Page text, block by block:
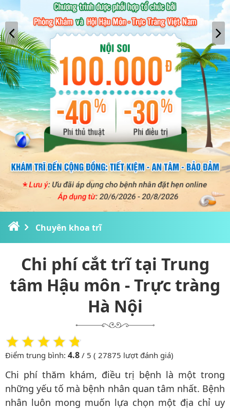
Chuyên khoa trĩ
Chi phí cắt trĩ tại Trung
tâm Hậu môn - Trực tràng
Hà Nội
Điểm trung bình: 4.8 / 5 ( 27875 lượt đánh giá)
Chi phí thăm khám, điều trị bệnh là một trong
những yếu tố mà bệnh nhân quan tâm nhất. Bệnh
nhân luôn mong muốn lựa chọn một địa chỉ uy